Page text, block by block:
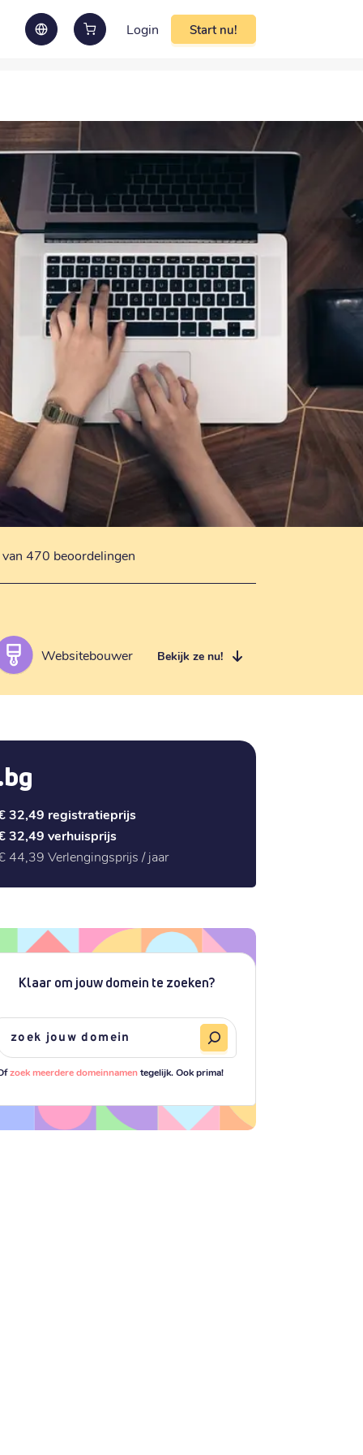
Login Start nu!
470 beoordelingen
Websitebouwer Bekijk ze nu!
32,49 registratieprijs
32,49 verhuisprijs
44,39 Verlengingsprijs / jaar
Klaar om jouw domein te zoeken?
zoek meerdere domeinnamentegelijk. Ook prima!